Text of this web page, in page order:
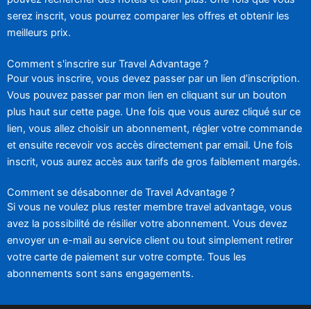
serez inscrit, vous pourrez comparer les offres et obtenir les
meilleurs prix.
Comment s'inscrire sur Travel Advantage ?
Pour vous inscrire, vous devez passer par un lien d’inscription.
Vous pouvez passer par mon lien en cliquant sur un bouton
plus haut sur cette page. Une fois que vous aurez cliqué sur ce
lien, vous allez choisir un abonnement, régler votre commande
et ensuite recevoir vos accès directement par email. Une fois
inscrit, vous aurez accès aux tarifs de gros faiblement margés.
Comment se désabonner de Travel Advantage ?
Si vous ne voulez plus rester membre travel advantage, vous
avez la possibilité de résilier votre abonnement. Vous devez
envoyer un e-mail au service client ou tout simplement retirer
votre carte de paiement sur votre compte. Tous les
abonnements sont sans engagements.